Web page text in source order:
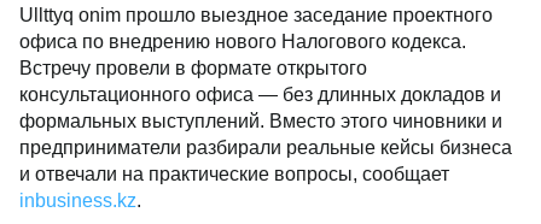
Ullttyq onim прошло выездное заседание проектного
офиса по внедрению нового Налогового кодекса.
Встречу провели в формате открытого
консультационного офиса — без длинных докладов и
формальных выступлений. Вместо этого чиновники и
предприниматели разбирали реальные кейсы бизнеса
и отвечали на практические вопросы, сообщает
inbusiness.kz.